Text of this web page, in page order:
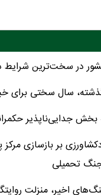
در سخت‌ترین
سال سختی برای
بخش جدایی‌ناپذیر
بر بازسازی
تحمیلی
اخیر، منزلت